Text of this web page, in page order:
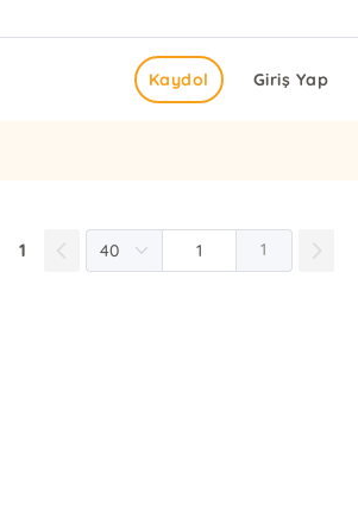
Giriş Yap
Kaydol
1 1